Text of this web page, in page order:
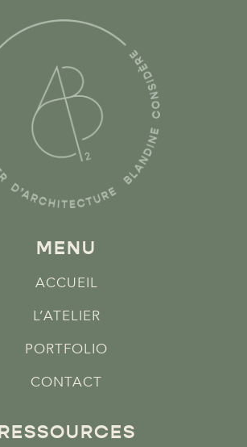
MENU
ACCUEIL
L’ATELIER
PORTFOLIO
CONTACT
RESSOURCES